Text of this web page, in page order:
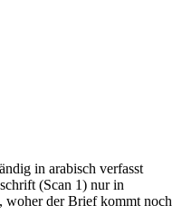
in arabisch verfasst
(Scan 1) nur in
woher der Brief kommt noch